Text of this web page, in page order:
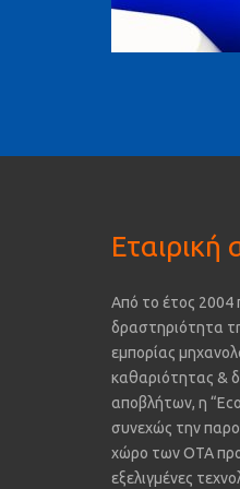
Εταιρική
Από το έτος 2004
δραστηριότητα
εμπορίας
καθαριότητας &
αποβλήτων, η
συνεχώς την
χώρο των ΟΤΑ
εξελιγμένες